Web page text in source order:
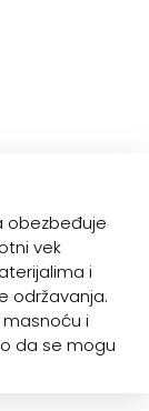
obezbeđuje
vek
i
održavanja.
i
da se mogu